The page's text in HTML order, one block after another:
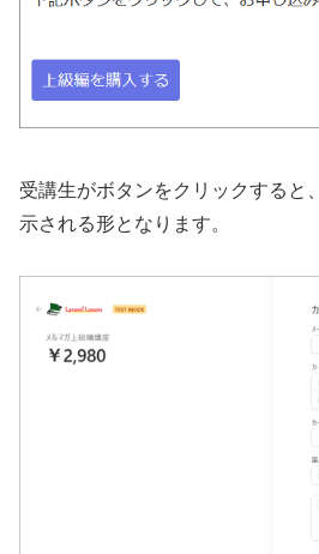
受講生がボタンをクリックすると
示される形となります。